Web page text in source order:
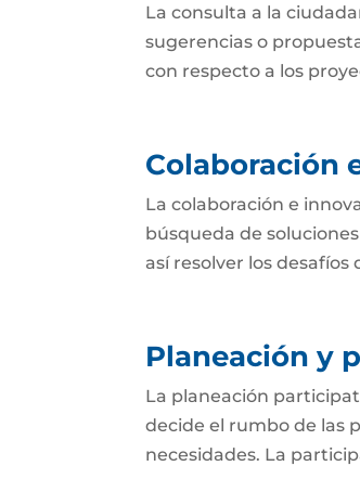
La consulta a la
sugerencias o
con respecto a los
Colaboración
La colaboración e
búsqueda de
así resolver los
Planeación y
La planeación
decide el rumbo de las
necesidades. La